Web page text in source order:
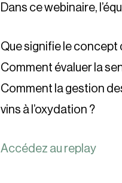
Dans ce webinaire,
Que signifie le concept
Comment évaluer la
Comment la gestion
vins à l’oxydation ?
Accédez au replay